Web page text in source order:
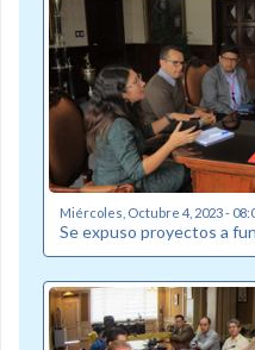
Miércoles, Octubre 4, 2023 -
Se expuso proyectos a